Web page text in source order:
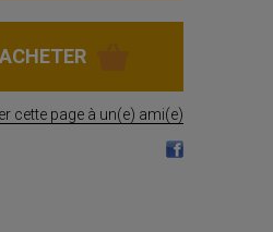
cette page à un(e) ami(e)